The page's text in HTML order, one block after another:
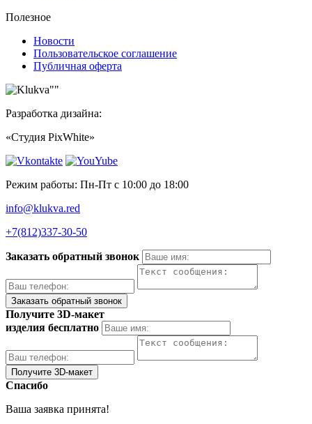
Полезное
Новости
Пользовательское соглашение
Публичная оферта
Разработка дизайна:
«Студия PixWhite»
Режим работы: Пн-Пт с 10:00 до 18:00
info@klukva.red
+7(812)337‑30-50
Заказать обратный звонок
Получите 3D-макет
изделия бесплатно
Спасибо
Ваша заявка принята!